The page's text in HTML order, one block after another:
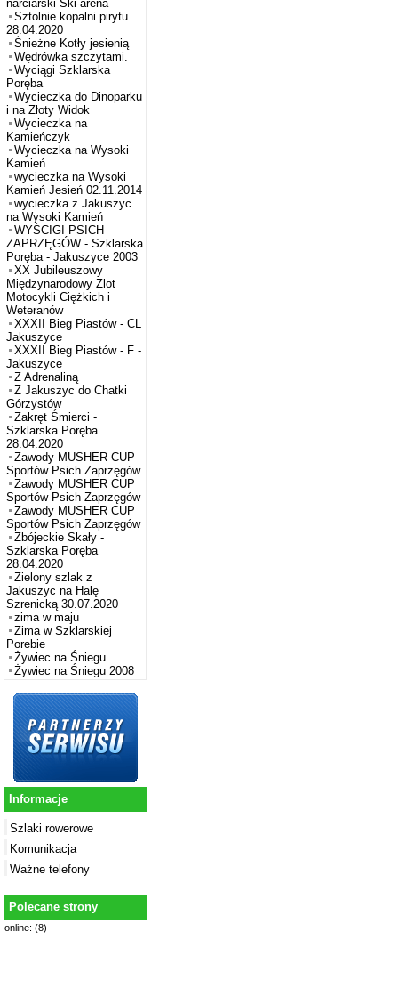
narciarski Ski-arena
Sztolnie kopalni pirytu
28.04.2020
Śnieżne Kotły jesienią
Wędrówka szczytami.
Wyciągi Szklarska
Poręba
Wycieczka do Dinoparku
i na Złoty Widok
Wycieczka na
Kamieńczyk
Wycieczka na Wysoki
Kamień
wycieczka na Wysoki
Kamień Jesień 02.11.2014
wycieczka z Jakuszyc
na Wysoki Kamień
WYŚCIGI PSICH
ZAPRZĘGÓW - Szklarska
Poręba - Jakuszyce 2003
XX Jubileuszowy
Międzynarodowy Zlot
Motocykli Ciężkich i
Weteranów
XXXII Bieg Piastów - CL
Jakuszyce
XXXII Bieg Piastów - F -
Jakuszyce
Z Adrenaliną
Z Jakuszyc do Chatki
Górzystów
Zakręt Śmierci -
Szklarska Poręba
28.04.2020
Zawody MUSHER CUP
Sportów Psich Zaprzęgów
Zawody MUSHER CUP
Sportów Psich Zaprzęgów
Zawody MUSHER CUP
Sportów Psich Zaprzęgów
Zbójeckie Skały -
Szklarska Poręba
28.04.2020
Zielony szlak z
Jakuszyc na Halę
Szrenicką 30.07.2020
zima w maju
Zima w Szklarskiej
Porebie
Żywiec na Śniegu
Żywiec na Śniegu 2008
Informacje
Szlaki rowerowe
Komunikacja
Ważne telefony
Polecane strony
online: (8)